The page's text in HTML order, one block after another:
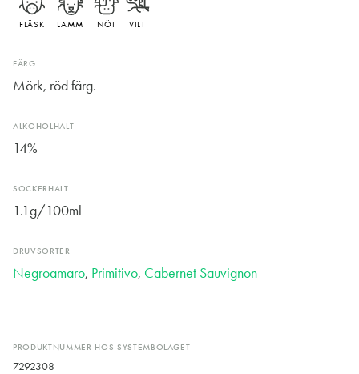
PRODUKTNUMMER HOS SYSTEMBOLAGET
7292308
FLÄSK LAMM NÖT VILT
FÄRG
Mörk, röd färg.
ALKOHOLHALT
14%
SOCKERHALT
1.1g/100ml
DRUVSORTER
Negroamaro, Primitivo, Cabernet Sauvignon